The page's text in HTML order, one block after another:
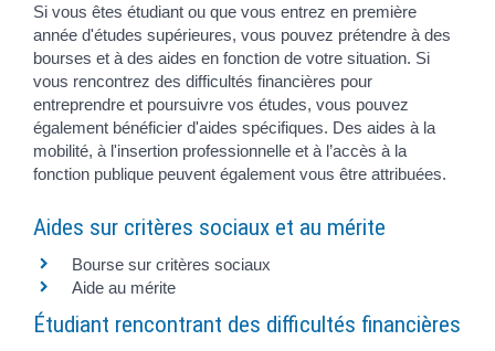
Si vous êtes étudiant ou que vous entrez en première
année d'études supérieures, vous pouvez prétendre à des
bourses et à des aides en fonction de votre situation. Si
vous rencontrez des difficultés financières pour
entreprendre et poursuivre vos études, vous pouvez
également bénéficier d'aides spécifiques. Des aides à la
mobilité, à l'insertion professionnelle et à l’accès à la
fonction publique peuvent également vous être attribuées.
Aides sur critères sociaux et au mérite
Bourse sur critères sociaux
Aide au mérite
Étudiant rencontrant des difficultés financières